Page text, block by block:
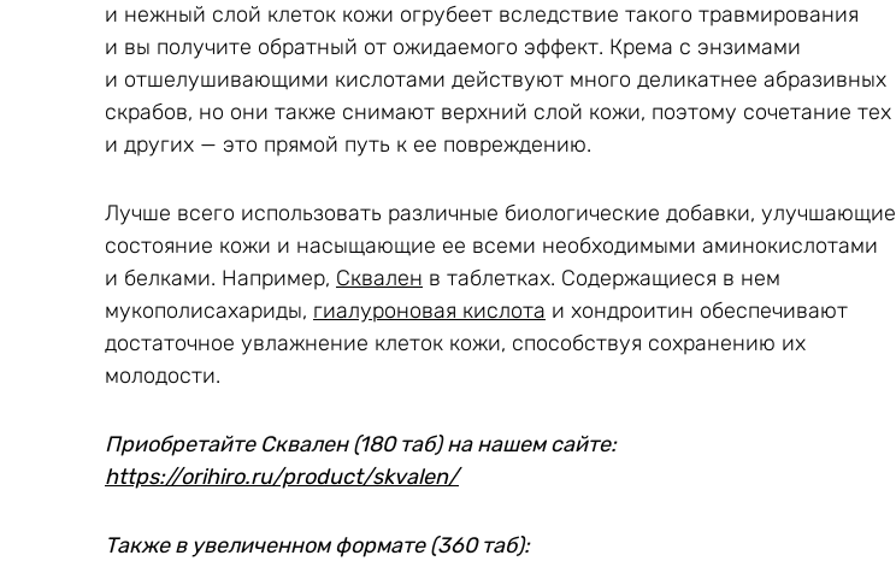
и нежный слой клеток кожи огрубеет вследствие такого травмирования
и вы получите обратный от ожидаемого эффект. Крема с энзимами
и отшелушивающими кислотами действуют много деликатнее абразивных
скрабов, но они также снимают верхний слой кожи, поэтому сочетание тех
и других — это прямой путь к ее повреждению.
Лучше всего использовать различные биологические добавки, улучшающие
состояние кожи и насыщающие ее всеми необходимыми аминокислотами
и белками. Например, Сквален в таблетках. Содержащиеся в нем
мукополисахариды, гиалуроновая кислота и хондроитин обеспечивают
достаточное увлажнение клеток кожи, способствуя сохранению их
молодости.
Приобретайте Сквален (180 таб) на нашем сайте:
https://orihiro.ru/product/skvalen/
Также в увеличенном формате (360 таб):